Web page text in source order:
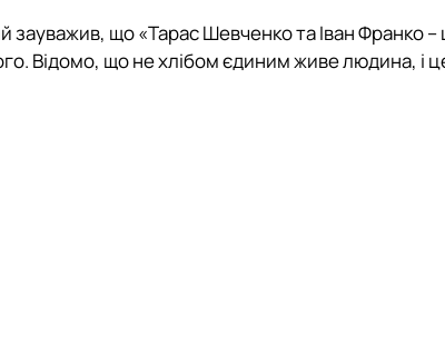
зауважив, що «Тарас Шевченко та Іван Франко –
Відомо, що не хлібом єдиним живе людина, і